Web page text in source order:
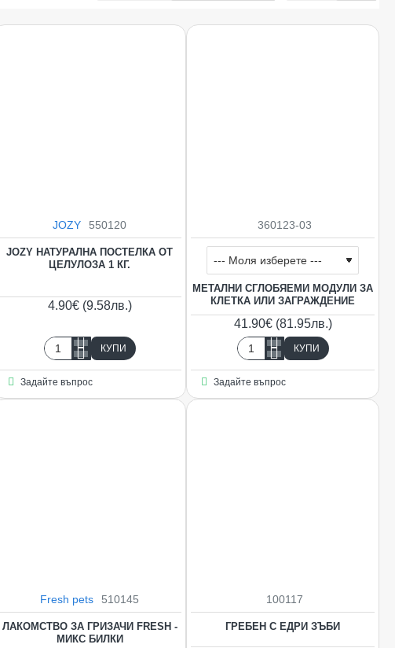
JOZY 550120
JOZY НАТУРАЛНА ПОСТЕЛКА ОТ
ЦЕЛУЛОЗА 1 КГ.
4.90€ (9.58лв.)
JOZY
Натурална
постелка
КУПИ
Задайте въпрос Ограничена наличност
360123-03
МЕТАЛНИ СГЛОБЯЕМИ МОДУЛИ ЗА
КЛЕТКА ИЛИ ЗАГРАЖДЕНИЕ
41.90€ (81.95лв.)
Метални
сглобяеми
модули
КУПИ
Задайте въпрос
Fresh pets 510145
ЛАКОМСТВО ЗА ГРИЗАЧИ FRESH -
МИКС БИЛКИ
100117
ГРЕБЕН С ЕДРИ ЗЪБИ